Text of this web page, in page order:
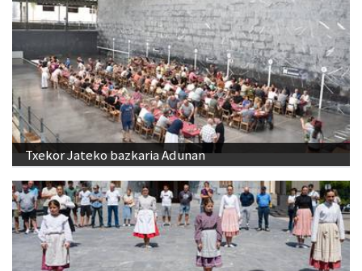
Txekor Jateko bazkaria Adunan